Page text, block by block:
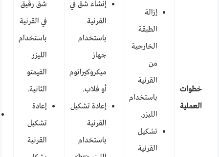
خطوات
العملية
إزالة
الطبقة
الخارجية
من
القرنية
باستخدام
الليزر.
تشكيل
القرنية
إنشاء شق في
القرنية
باستخدام
جهاز
ميكروكيراتوم
أو فلاب.
إعادة تشكيل
القرنية
باستخدام
شق رقيق
في القرنية
باستخدام
الليزر
الفيمتو
الثانية.
إعادة
تشكيل
القرنية